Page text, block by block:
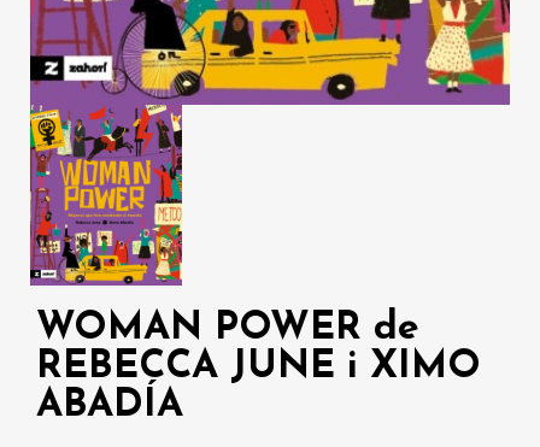
WOMAN POWER de
REBECCA JUNE i XIMO
ABADÍA